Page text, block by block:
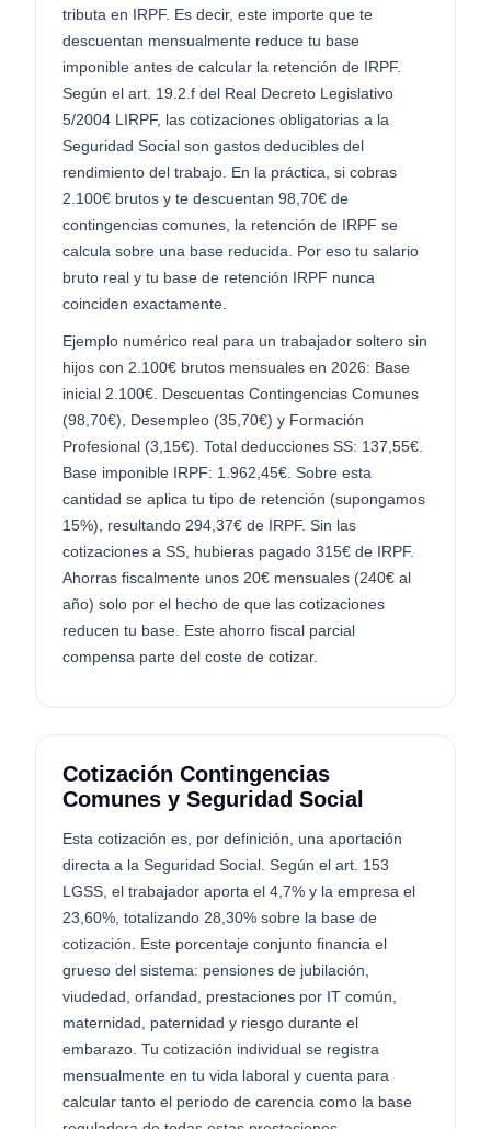
tributa en IRPF. Es decir, este importe que te
descuentan mensualmente reduce tu base
imponible antes de calcular la retención de IRPF.
Según el art. 19.2.f del Real Decreto Legislativo
5/2004 LIRPF, las cotizaciones obligatorias a la
Seguridad Social son gastos deducibles del
rendimiento del trabajo. En la práctica, si cobras
2.100€ brutos y te descuentan 98,70€ de
contingencias comunes, la retención de IRPF se
calcula sobre una base reducida. Por eso tu salario
bruto real y tu base de retención IRPF nunca
coinciden exactamente.
Ejemplo numérico real para un trabajador soltero sin
hijos con 2.100€ brutos mensuales en 2026: Base
inicial 2.100€. Descuentas Contingencias Comunes
(98,70€), Desempleo (35,70€) y Formación
Profesional (3,15€). Total deducciones SS: 137,55€.
Base imponible IRPF: 1.962,45€. Sobre esta
cantidad se aplica tu tipo de retención (supongamos
15%), resultando 294,37€ de IRPF. Sin las
cotizaciones a SS, hubieras pagado 315€ de IRPF.
Ahorras fiscalmente unos 20€ mensuales (240€ al
año) solo por el hecho de que las cotizaciones
reducen tu base. Este ahorro fiscal parcial
compensa parte del coste de cotizar.
Cotización Contingencias
Comunes y Seguridad Social
Esta cotización es, por definición, una aportación
directa a la Seguridad Social. Según el art. 153
LGSS, el trabajador aporta el 4,7% y la empresa el
23,60%, totalizando 28,30% sobre la base de
cotización. Este porcentaje conjunto financia el
grueso del sistema: pensiones de jubilación,
viudedad, orfandad, prestaciones por IT común,
maternidad, paternidad y riesgo durante el
embarazo. Tu cotización individual se registra
mensualmente en tu vida laboral y cuenta para
calcular tanto el periodo de carencia como la base